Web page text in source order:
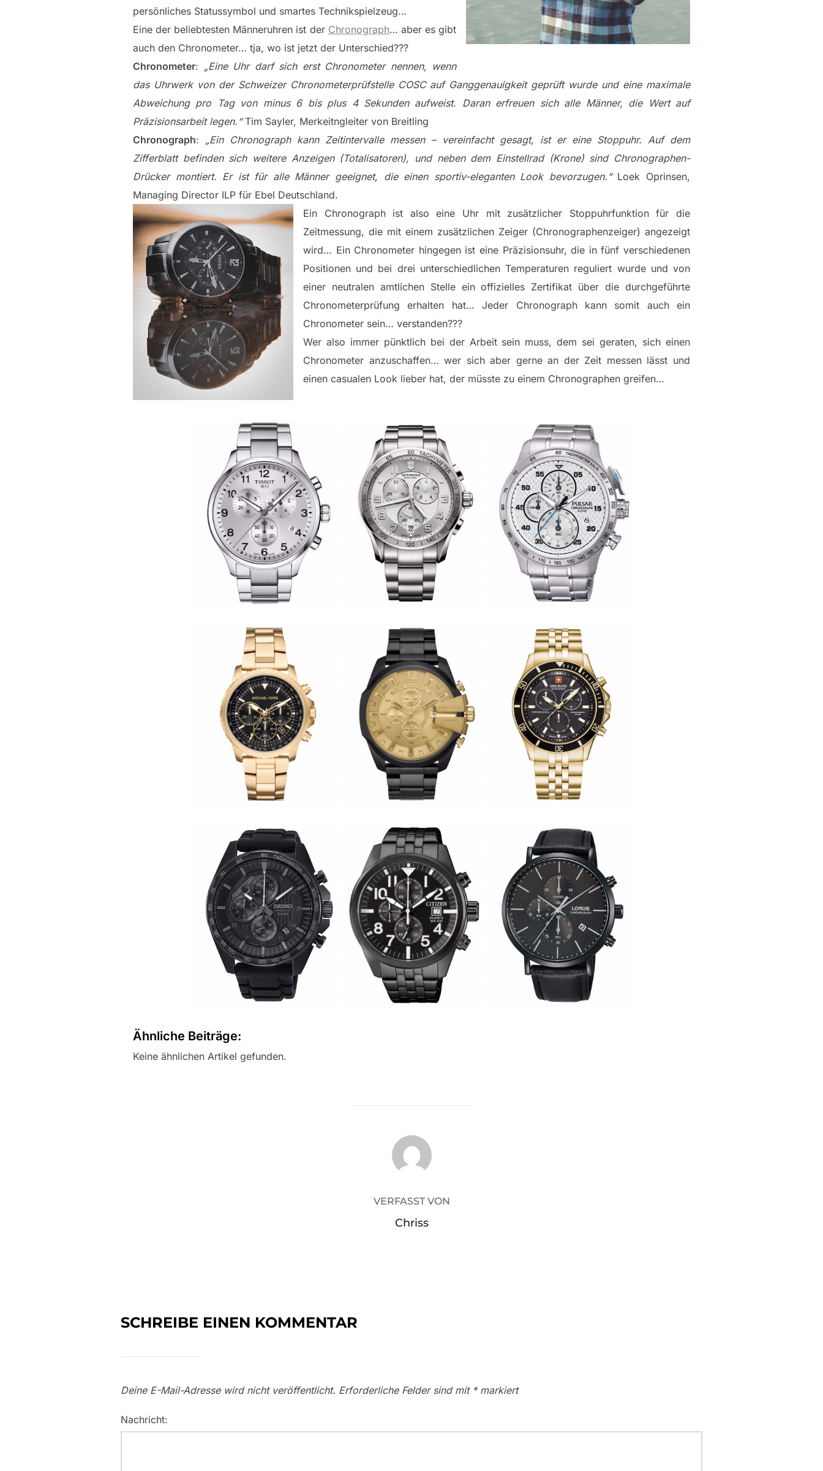
persönliches Statussymbol und smartes Technikspielzeug…
Eine der beliebtesten Männeruhren ist der Chronograph… aber es gibt
auch den Chronometer… tja, wo ist jetzt der Unterschied???
Chronometer: „Eine Uhr darf sich erst Chronometer nennen, wenn
das Uhrwerk von der Schweizer Chronometerprüfstelle COSC auf Ganggenauigkeit geprüft wurde und eine maximale
Abweichung pro Tag von minus 6 bis plus 4 Sekunden aufweist. Daran erfreuen sich alle Männer, die Wert auf
Präzisionsarbeit legen.“Tim Sayler, Merkeitngleiter von Breitling
Chronograph: „Ein Chronograph kann Zeitintervalle messen – vereinfacht gesagt, ist er eine Stoppuhr. Auf dem
Zifferblatt befinden sich weitere Anzeigen (Totalisatoren), und neben dem Einstellrad (Krone) sind Chronographen-
Drücker montiert. Er ist für alle Männer geeignet, die einen sportiv-eleganten Look bevorzugen.“Loek Oprinsen,
Managing Director ILP für Ebel Deutschland.
Ein Chronograph ist also eine Uhr mit zusätzlicher Stoppuhrfunktion für die
Zeitmessung, die mit einem zusätzlichen Zeiger (Chronographenzeiger) angezeigt
wird… Ein Chronometer hingegen ist eine Präzisionsuhr, die in fünf verschiedenen
Positionen und bei drei unterschiedlichen Temperaturen reguliert wurde und von
einer neutralen amtlichen Stelle ein offizielles Zertifikat über die durchgeführte
Chronometerprüfung erhalten hat… Jeder Chronograph kann somit auch ein
Chronometer sein… verstanden???
Wer also immer pünktlich bei der Arbeit sein muss, dem sei geraten, sich einen
Chronometer anzuschaffen… wer sich aber gerne an der Zeit messen lässt und
einen casualen Look lieber hat, der müsste zu einem Chronographen greifen…
Ähnliche Beiträge:
Keine ähnlichen Artikel gefunden.
BEITRAGSAUTOR
VERFASST VON
Chriss
SCHREIBE EINEN KOMMENTAR
Deine E-Mail-Adresse wird nicht veröffentlicht. Erforderliche Felder sind mit *markiert
Nachricht: